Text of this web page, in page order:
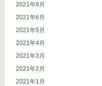
2021年8月
2021年6月
2021年5月
2021年4月
2021年3月
2021年2月
2021年1月